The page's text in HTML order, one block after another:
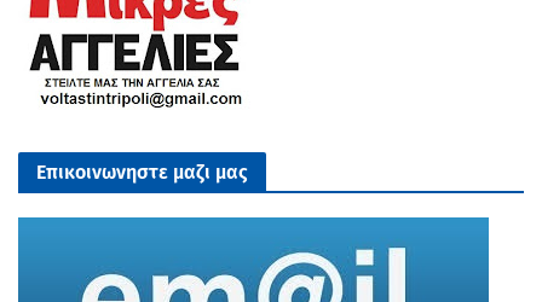
Επικοινωνηστε μαζι μας